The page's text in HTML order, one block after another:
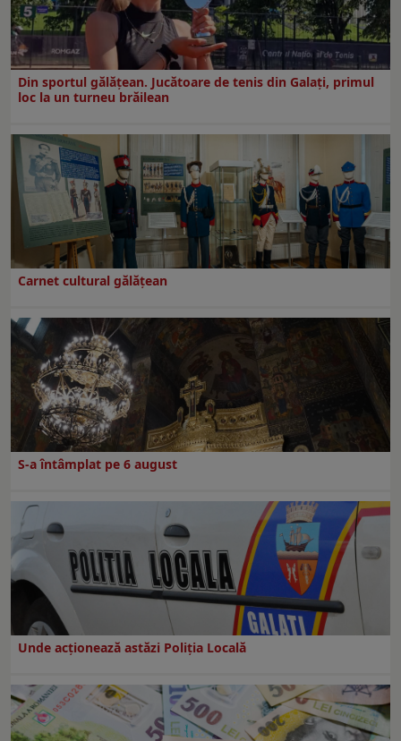
Din sportul gălățean. Jucătoare de tenis din Galați, primul
loc la un turneu brăilean
Carnet cultural gălăţean
S-a întâmplat pe 6 august
Unde acționează astăzi Poliția Locală